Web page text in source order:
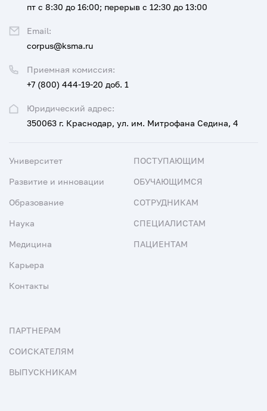
Юридический адрес:
350063 г. Краснодар, ул. им. Митрофана Седина, 4
Приемная комиссия:
+7 (800) 444-19-20 доб. 1
пт с 8:30 до 16:00; перерыв с 12:30 до 13:00
Email:
corpus@ksma.ru
Университет
Развитие и инновации
Образование
Наука
Медицина
Карьера
Контакты
ПОСТУПАЮЩИМ
ОБУЧАЮЩИМСЯ
СОТРУДНИКАМ
СПЕЦИАЛИСТАМ
ПАЦИЕНТАМ
ПАРТНЕРАМ
СОИСКАТЕЛЯМ
ВЫПУСКНИКАМ